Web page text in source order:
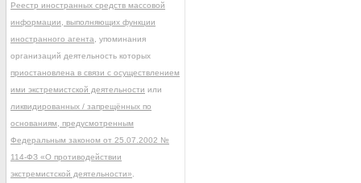
Реестр иностранных средств массовой
информации, выполняющих функции
иностранного агента , упоминания
организаций деятельность которых
приостановлена в связи с осуществлением
ими экстремистской деятельности или
ликвидированных / запрещённых по
основаниям, предусмотренным
Федеральным законом от 25.07.2002 №
114-ФЗ «О противодействии
экстремистской деятельности»